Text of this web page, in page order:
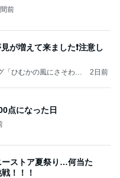
前
が増えて来ました❗️注意し
ひむかの風にさそわれ
2日前
点になった日
ストア夏祭り…何当た
！！！